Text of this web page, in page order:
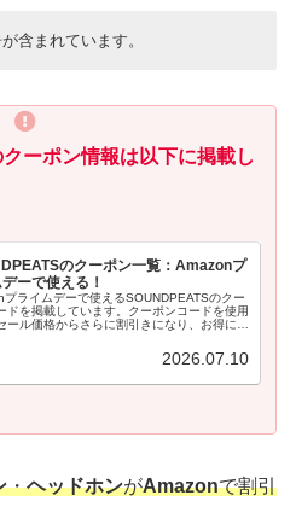
含まれています。
ーポン情報は以下に掲載し
のクーポン一覧：Amazonプ
ーで使える！
プライムデーで使えるSOUNDPEATSのクー
ドを掲載しています。クーポンコードを使用
ール価格からさらに割引きになり、お得にゲ
2026.07.10
・ヘッドホンがAmazonで割引